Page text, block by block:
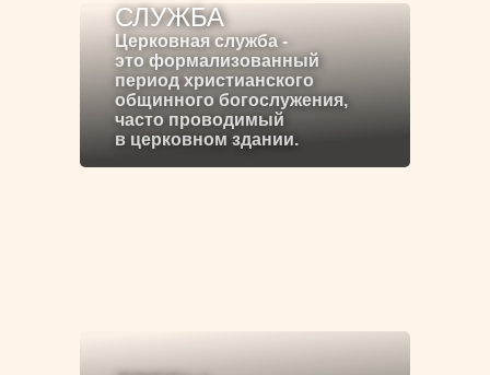
СЛУЖБА
Церковная служба -
это формализованный
период христианского
общинного богослужения,
часто проводимый
в церковном здании.